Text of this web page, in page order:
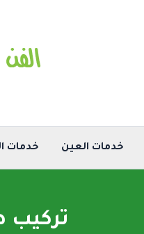
خدمات العين خدمات
تركيب